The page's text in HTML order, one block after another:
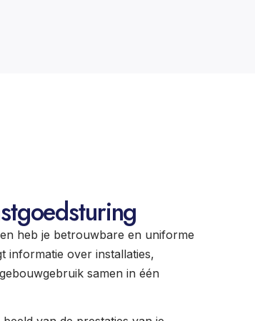
heb je betrouwbare en uniforme
informatie over installaties,
samen in één